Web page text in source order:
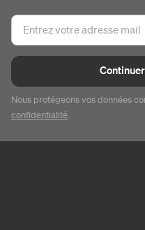
Nous protégeons vos données
confidentialité.